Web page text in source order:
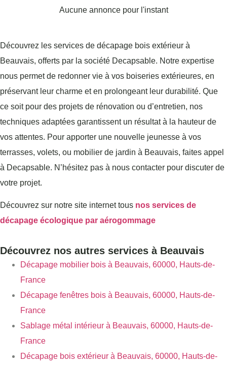
Aucune annonce pour l'instant
Découvrez les services de décapage bois extérieur à
Beauvais, offerts par la société Decapsable. Notre expertise
nous permet de redonner vie à vos boiseries extérieures, en
préservant leur charme et en prolongeant leur durabilité. Que
ce soit pour des projets de rénovation ou d’entretien, nos
techniques adaptées garantissent un résultat à la hauteur de
vos attentes. Pour apporter une nouvelle jeunesse à vos
terrasses, volets, ou mobilier de jardin à Beauvais, faites appel
à Decapsable. N’hésitez pas à nous contacter pour discuter de
votre projet.
Découvrez sur notre site internet tous nos services de
décapage écologique par aérogommage
Découvrez nos autres services à Beauvais
Décapage mobilier bois à Beauvais, 60000, Hauts-de-
France
Décapage fenêtres bois à Beauvais, 60000, Hauts-de-
France
Sablage métal intérieur à Beauvais, 60000, Hauts-de-
France
Décapage bois extérieur à Beauvais, 60000, Hauts-de-